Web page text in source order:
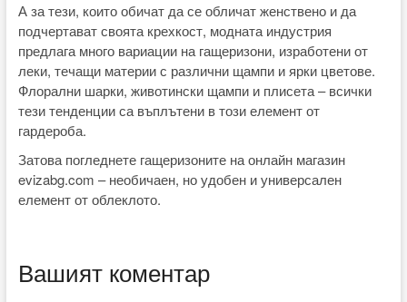
А за тези, които обичат да се обличат женствено и да
подчертават своята крехкост, модната индустрия
предлага много вариации на гащеризони, изработени от
леки, течащи материи с различни щампи и ярки цветове.
Флорални шарки, животински щампи и плисета – всички
тези тенденции са въплътени в този елемент от
гардероба.
Затова погледнете гащеризоните на онлайн магазин
evizabg.com – необичаен, но удобен и универсален
елемент от облеклото.
Вашият коментар